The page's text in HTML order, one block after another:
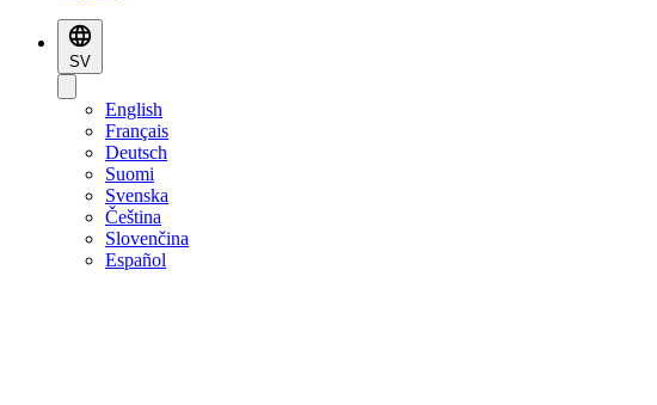
SV
English
Français
Deutsch
Suomi
Svenska
Čeština
Slovenčina
Español